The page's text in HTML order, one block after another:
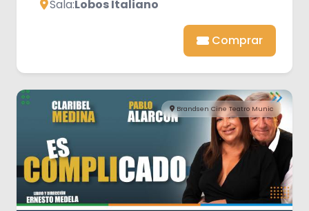
Sala:Lobos Italiano
Comprar
Brandsen Cine Teatro Munic